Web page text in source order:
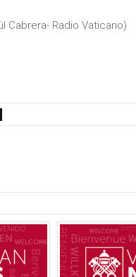
Cabrera- Radio Vaticano)